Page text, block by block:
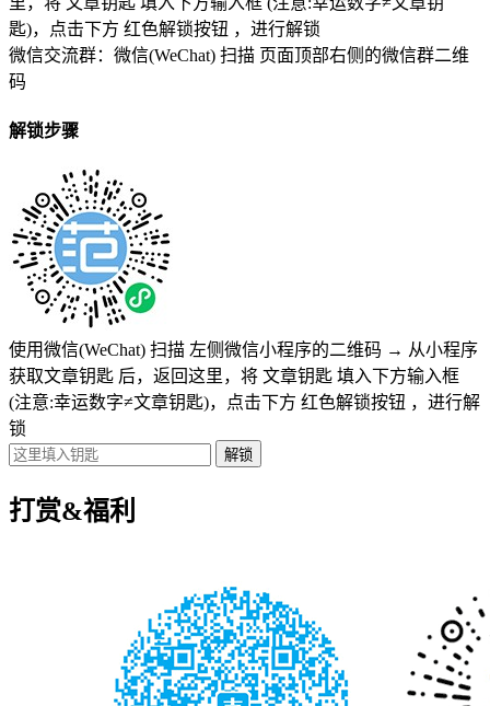
匙)，点击下方 红色解锁按钮 ，进行解锁
微信交流群：微信(WeChat) 扫描 页面顶部右侧的微信群二维
码
解锁步骤
使用微信(WeChat) 扫描 左侧微信小程序的二维码 → 从小程序
获取文章钥匙 后，返回这里，将 文章钥匙 填入下方输入框
(注意:幸运数字≠文章钥匙)，点击下方 红色解锁按钮 ，进行解
锁
打赏&福利